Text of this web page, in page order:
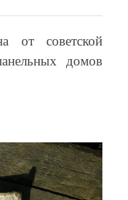
от советской
домов